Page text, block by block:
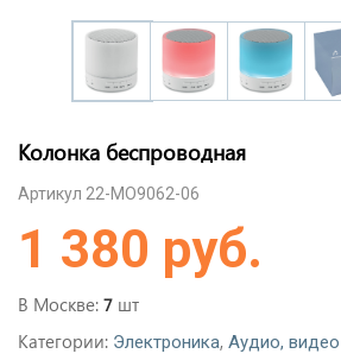
Колонка беспроводная
Артикул 22-MO9062-06
1 380 руб.
В Москве: 7 шт
Категории: Электроника, Аудио, видео